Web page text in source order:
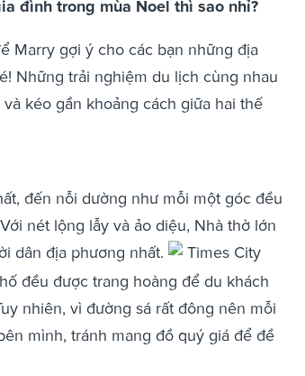
đình trong mùa Noel thì sao nhỉ?
Marry gợi ý cho các bạn những địa
Những trải nghiệm du lịch cùng nhau
kéo gần khoảng cách giữa hai thế
đến nỗi dường như mỗi một góc đều
nét lộng lẫy và ảo diệu, Nhà thờ lớn
dân địa phương nhất.
Times City
đều được trang hoàng để du khách
nhiên, vì đường sá rất đông nên mỗi
mình, tránh mang đồ quý giá để đề